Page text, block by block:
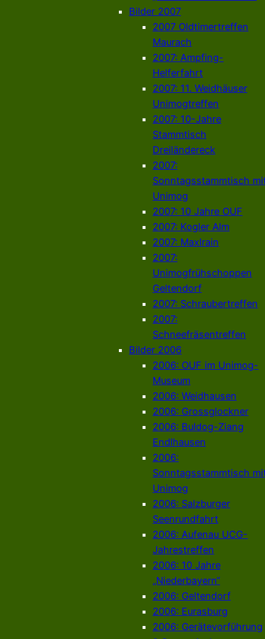
Bilder 2007
2007 Oldtimertreffen
Maurach
2007: Ampfing-
Helferfahrt
2007: 11. Weidhäuser
Unimogtreffen
2007: 10-Jahre
Stammtisch
Dreiländereck
2007:
Sonntagsstammtisch
Unimog
2007: 10 Jahre OUF
2007: Kogler Alm
2007: Maxlrain
2007:
Unimogfrühschoppen
Geltendorf
2007: Schraubertreffen
2007:
Schneefräsentreffen
Bilder 2006
2006: OUF im Unimog-
Museum
2006: Weidhausen
2006: Grossglockner
2006: Buldog-Ziang
Endlhausen
2006:
Sonntagsstammtisch
Unimog
2006: Salzburger
Seenrundfahrt
2006: Aufenau UCG-
Jahrestreffen
2006: 10 Jahre
„Niederbayern“
2006: Geltendorf
2006: Eurasburg
2006: Gerätevorführung